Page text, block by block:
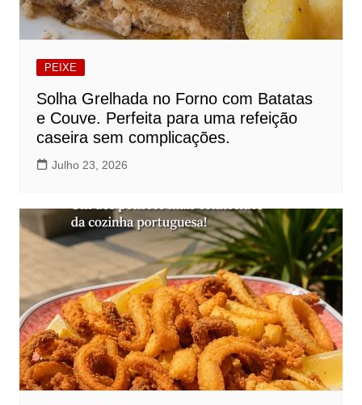
PEIXE
Solha Grelhada no Forno com Batatas
e Couve. Perfeita para uma refeição
caseira sem complicações.
Julho 23, 2026